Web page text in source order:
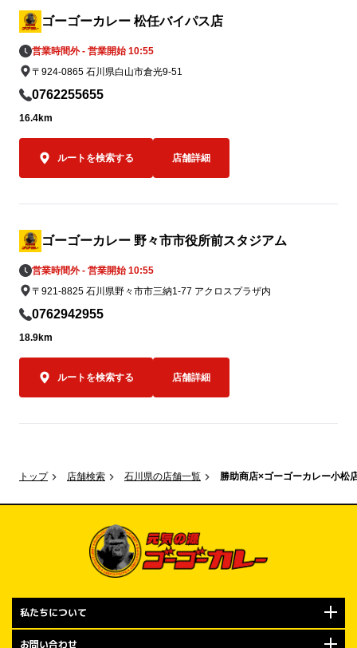
トップ 店舗検索 石川県の店舗一覧 勝助商店×ゴーゴーカレー小松
ゴーゴーカレー 松任バイパス店
営業時間外 - 営業開始 10:55
〒924-0865 石川県白山市倉光9-51
0762255655
16.4km
ルートを検索する 店舗詳細
ゴーゴーカレー 野々市市役所前スタジアム
営業時間外 - 営業開始 10:55
〒921-8825 石川県野々市市三納1-77 アクロスプラザ内
0762942955
18.9km
ルートを検索する 店舗詳細
私たちについて
お問い合わせ